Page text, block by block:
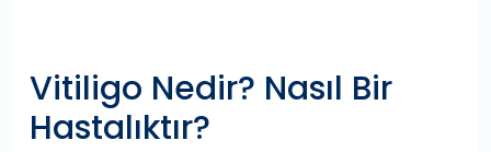
Vitiligo Nedir? Nasıl Bir
Hastalıktır?